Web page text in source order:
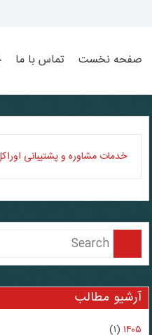
تماس با ما صفحه نخست
خدمات مشاوره و پشتیبانی
آرشیو مطالب
۱۴۰۵ (۱)